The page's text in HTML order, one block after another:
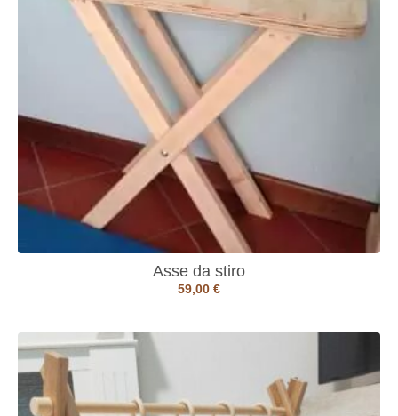
Asse da stiro
59,00 €